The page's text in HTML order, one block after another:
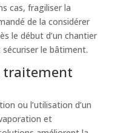
cas, fragiliser la
de la considérer
le début d’un chantier
le bâtiment.
traitement
ou l’utilisation d’un
et